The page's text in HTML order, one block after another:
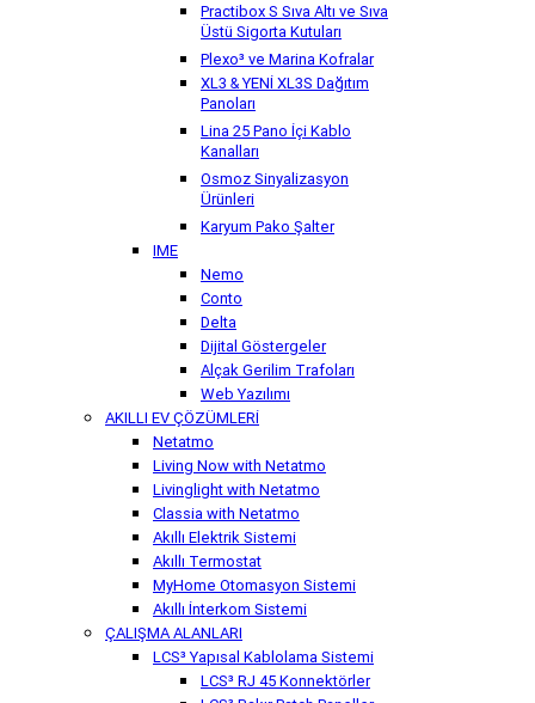
Practibox S Sıva Altı ve Sıva
Üstü Sigorta Kutuları
Plexo³ ve Marina Kofralar
XL3 & YENİ XL3S Dağıtım
Panoları
Lina 25 Pano İçi Kablo
Kanalları
Osmoz Sinyalizasyon
Ürünleri
Karyum Pako Şalter
IME
Nemo
Conto
Delta
Dijital Göstergeler
Alçak Gerilim Trafoları
Web Yazılımı
AKILLI EV ÇÖZÜMLERİ
Netatmo
Living Now with Netatmo
Livinglight with Netatmo
Classia with Netatmo
Akıllı Elektrik Sistemi
Akıllı Termostat
MyHome Otomasyon Sistemi
Akıllı İnterkom Sistemi
ÇALIŞMA ALANLARI
LCS³ Yapısal Kablolama Sistemi
LCS³ RJ 45 Konnektörler